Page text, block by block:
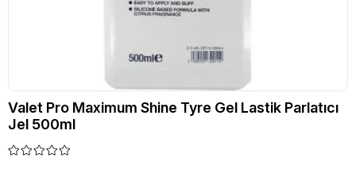
Valet Pro Maximum Shine Tyre Gel Lastik Parlatıcı
Jel 500ml